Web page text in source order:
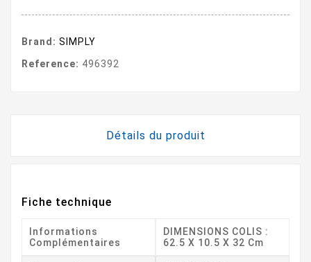
Brand: SIMPLY
Reference: 496392
Détails du produit
Fiche technique
Informations
Complémentaires
DIMENSIONS COLIS :
62.5 X 10.5 X 32 Cm